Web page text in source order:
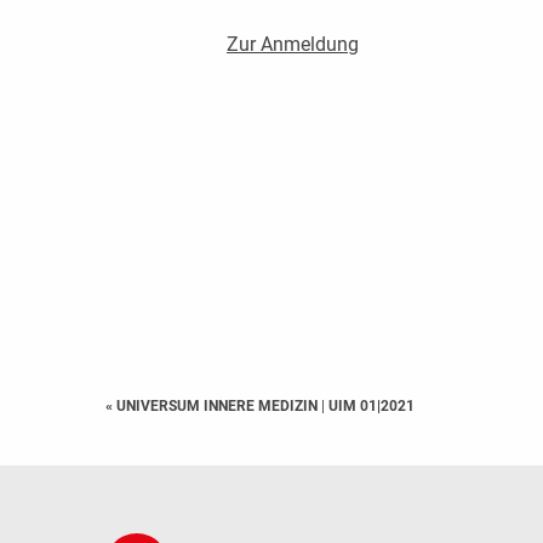
Zur Anmeldung
« UNIVERSUM INNERE MEDIZIN | UIM 01|2021